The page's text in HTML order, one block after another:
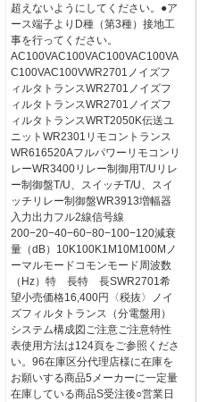
超えないようにしてください。●ア
ース端子よりD種（第3種）接地工
事を行ってください。
AC100VAC100VAC100VAC100VA
C100VAC100VWR2701ノイズフ
ィルタトランスWR2701ノイズフ
ィルタトランスWR2701ノイズフ
ィルタトランスWRT2050K伝送ユ
ニットWR2301リモコントランス
WR616520Aフルパワーリモコンリ
レーWR3400リレー制御用T/Uリレ
ー制御盤T/U、スイッチT/U、スイ
ッチリレー制御盤WR3913増幅器
入力出力フル2線信号線
200−20−40−60−80−100−120減衰
量（dB）10K100K1M10M100Mノ
ーマルモードコモンモード周波数
（Hz）特 長特 長SWR2701希
望小売価格16,400円〈税抜〉ノイ
ズフィルタトランス（分電盤用）
システム構成図ご注意ご注意特性
表使用方法は124頁をご参照くださ
い。96在庫区分代理店様に在庫を
お願いする商品5メーカーに一定量
在庫している商品S受注後○営業日